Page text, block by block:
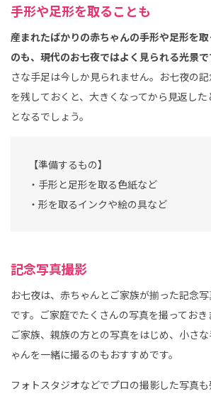
手形や足形を取ることも
産まれたばかりの赤ちゃんの手形や足形を
のも、現代のお七夜ではよく見られる光景で
さな手足は今しか見られません。お七夜の
を残しておくと、大きくなってから見返し
となるでしょう。
【準備するもの】
・手形と足形を取る色紙など
・形を取るインクや絵の具など
記念写真撮影
お七夜は、赤ちゃんとご家族が揃った記念
です。ご家庭でたくさんの写真を撮ってお
ご家族、親族の方との写真をはじめ、小さ
ゃんを一緒に撮るのもおすすめです。
フォトスタジオなどでプロの撮影した写真